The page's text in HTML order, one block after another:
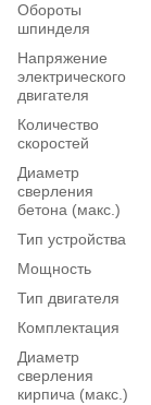
Обороты
шпинделя
Напряжение
электрического
двигателя
Количество
скоростей
Диаметр
сверления
бетона (макс.)
Тип устройства
Мощность
Тип двигателя
Комплектация
Диаметр
сверления
кирпича (макс.)